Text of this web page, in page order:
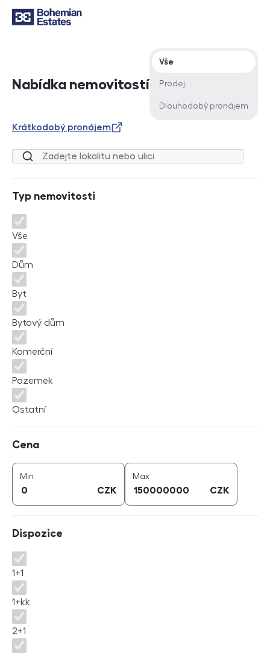
Nabídka nemovitostí
Typ nabídky
Vše
Prodej
Dlouhodobý pronájem
Krátkodobý pronájem
Lokalita nebo ulice
Typ nemovitosti
Typ nemovitosti
Vše
Dům
Byt
Bytový dům
Komerční
Pozemek
Ostatní
Cena
Min
CZK
Maxcena (
CZK
Dispozice
Dispozice
1+1
1+kk
2+1